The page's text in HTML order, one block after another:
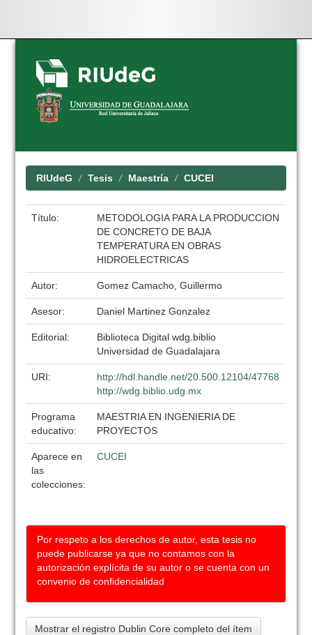
Skip
navigation
RIUdeG Tesis Maestría CUCEI
Título:
METODOLOGIA PARA LA PRODUCCION
DE CONCRETO DE BAJA
TEMPERATURA EN OBRAS
HIDROELECTRICAS
Autor: Gomez Camacho, Guillermo
Asesor: Daniel Martinez Gonzalez
Editorial:
Biblioteca Digital wdg.biblio
Universidad de Guadalajara
URI:
http://hdl.handle.net/20.500.12104/47768
http://wdg.biblio.udg.mx
Programa
educativo:
MAESTRIA EN INGENIERIA DE
PROYECTOS
Aparece en
las
colecciones:
CUCEI
Por respeto a los derechos de autor, esta tesis no
puede publicarse ya que no contamos con la
autorización explícita de su autor o se cuenta con un
convenio de confidencialidad
Mostrar el registro Dublin Core completo del ítem